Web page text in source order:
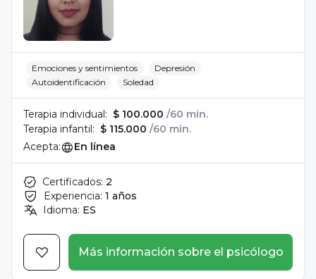
Emociones y sentimientos
Depresión
Autoidentificación
Soledad
Terapia individual: $ 100.000 /60 min.
Terapia infantil: $ 115.000 /60 min.
Acepta:
En línea
Certificados: 2
Experiencia: 1 años
Idioma: ES
Más información sobre el psicólogo